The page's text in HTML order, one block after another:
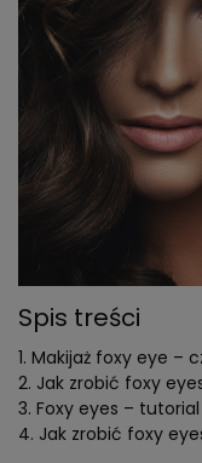
Spis treści
Makijaż foxy eye –
Jak zrobić foxy
Foxy eyes – tutorial
Jak zrobić foxy